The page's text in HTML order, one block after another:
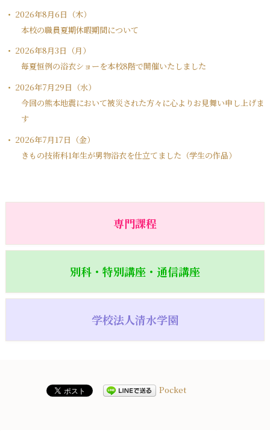
2026年8月6日（木）
本校の職員夏期休暇期間について
2026年8月3日（月）
毎夏恒例の浴衣ショーを本校8階で開催いたしました
2026年7月29日（水）
今回の熊本地震において被災された方々に心よりお見舞い申し上げま
す
2026年7月17日（金）
きもの技術科1年生が男物浴衣を仕立てました（学生の作品）
専門課程
別科・特別講座・通信講座
学校法人清水学園
Pocket